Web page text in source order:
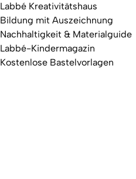
Labbé Kreativitätshaus
Bildung mit Auszeichnung
Nachhaltigkeit & Materialguide
Labbé-Kindermagazin
Kostenlose Bastelvorlagen